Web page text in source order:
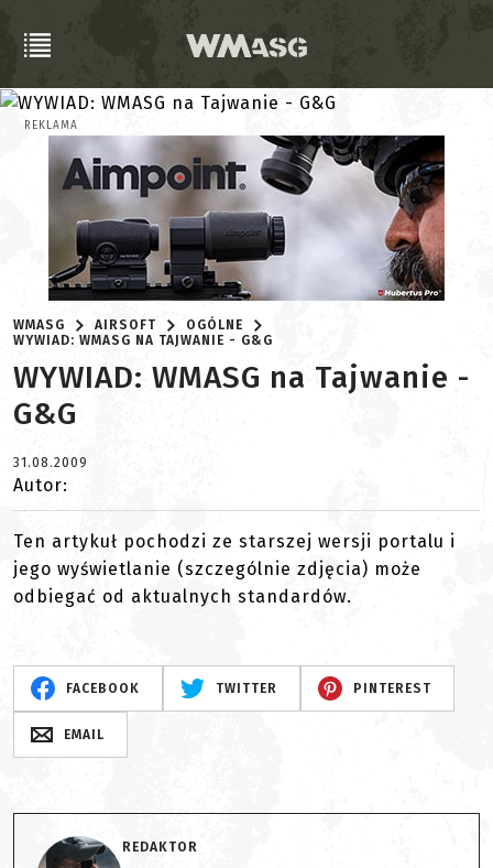
REKLAMA
WMASG AIRSOFT
OGÓLNE
WYWIAD: WMASG NA TAJWANIE - G&G
WYWIAD: WMASG na Tajwanie -
G&G
31.08.2009
Autor:
Ten artykuł pochodzi ze starszej wersji portalu i
jego wyświetlanie (szczególnie zdjęcia) może
odbiegać od aktualnych standardów.
FACEBOOK TWITTER PINTEREST
EMAIL
REDAKTOR